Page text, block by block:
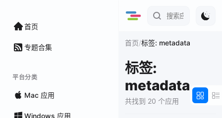
首页
专题合集
平台分类
Mac 应用
Windows 应用
首页/标签: metadata
标签:
metadata
共找到 20 个应用